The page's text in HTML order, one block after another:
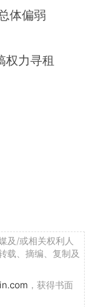
体偏弱
权力寻租
及/或相关权利人
载、摘编、复制及
，获得书面